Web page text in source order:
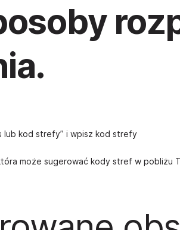
lub kod strefy” i wpisz kod strefy
może sugerować kody stref w pobliżu